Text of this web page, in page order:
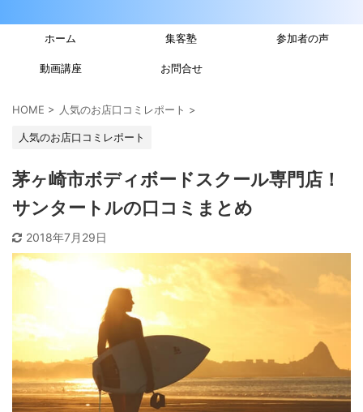
ホーム 集客塾 参加者の声
動画講座 お問合せ
HOME > 人気のお店口コミレポート >
人気のお店口コミレポート
茅ヶ崎市ボディボードスクール専門店！
サンタートルの口コミまとめ
2018年7月29日